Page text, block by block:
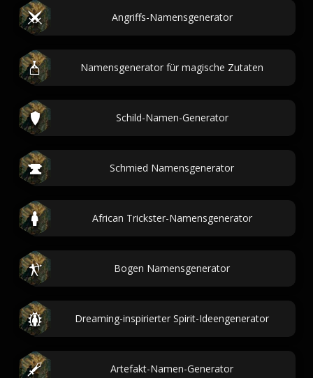
Angriffs-Namensgenerator
Namensgenerator für magische Zutaten
Schild-Namen-Generator
Schmied Namensgenerator
African Trickster-Namensgenerator
Bogen Namensgenerator
Dreaming-inspirierter Spirit-Ideengenerator
Artefakt-Namen-Generator